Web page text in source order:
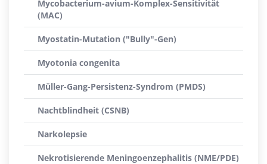
Mycobacterium-avium-Komplex-Sensitivität
(MAC)
Myostatin-Mutation ("Bully"-Gen)
Myotonia congenita
Müller-Gang-Persistenz-Syndrom (PMDS)
Nachtblindheit (CSNB)
Narkolepsie
Nekrotisierende Meningoenzephalitis (NME/PDE)